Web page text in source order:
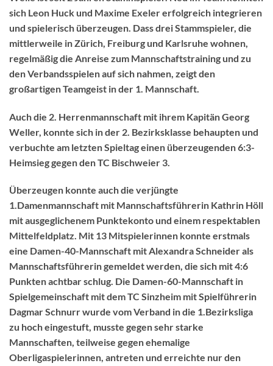
sich Leon Huck und Maxime Exeler erfolgreich integrieren
und spielerisch überzeugen. Dass drei Stammspieler, die
mittlerweile in Zürich, Freiburg und Karlsruhe wohnen,
regelmäßig die Anreise zum Mannschaftstraining und zu
den Verbandsspielen auf sich nahmen, zeigt den
großartigen Teamgeist in der 1. Mannschaft.
Auch die 2. Herrenmannschaft mit ihrem Kapitän Georg
Weller, konnte sich in der 2. Bezirksklasse behaupten und
verbuchte am letzten Spieltag einen überzeugenden 6:3-
Heimsieg gegen den TC Bischweier 3.
Überzeugen konnte auch die verjüngte
1.Damenmannschaft mit Mannschaftsführerin Kathrin Höll
mit ausgeglichenem Punktekonto und einem respektablen
Mittelfeldplatz. Mit 13 Mitspielerinnen konnte erstmals
eine Damen-40-Mannschaft mit Alexandra Schneider als
Mannschaftsführerin gemeldet werden, die sich mit 4:6
Punkten achtbar schlug. Die Damen-60-Mannschaft in
Spielgemeinschaft mit dem TC Sinzheim mit Spielführerin
Dagmar Schnurr wurde vom Verband in die 1.Bezirksliga
zu hoch eingestuft, musste gegen sehr starke
Mannschaften, teilweise gegen ehemalige
Oberligaspielerinnen, antreten und erreichte nur den